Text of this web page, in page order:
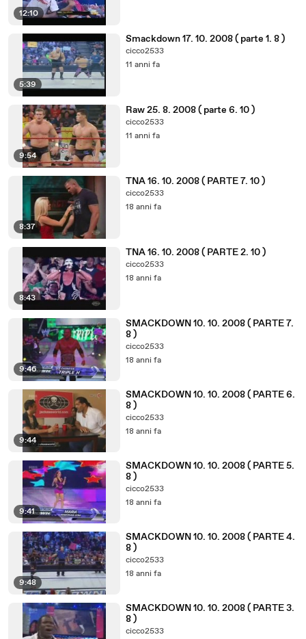
12:10
5:39
Smackdown 17. 10. 2008 ( parte 1. 8 )
cicco2533
11 anni fa
9:54
Raw 25. 8. 2008 ( parte 6. 10 )
cicco2533
11 anni fa
8:37
TNA 16. 10. 2008 ( PARTE 7. 10 )
cicco2533
18 anni fa
8:43
TNA 16. 10. 2008 ( PARTE 2. 10 )
cicco2533
18 anni fa
9:46
SMACKDOWN 10. 10. 2008 ( PARTE 7.
8 )
cicco2533
18 anni fa
9:44
SMACKDOWN 10. 10. 2008 ( PARTE 6.
8 )
cicco2533
18 anni fa
9:41
SMACKDOWN 10. 10. 2008 ( PARTE 5.
8 )
cicco2533
18 anni fa
9:48
SMACKDOWN 10. 10. 2008 ( PARTE 4.
8 )
cicco2533
18 anni fa
SMACKDOWN 10. 10. 2008 ( PARTE 3.
8 )
cicco2533